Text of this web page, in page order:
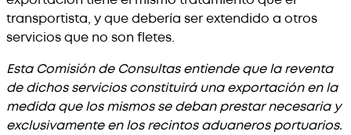
transportista, y que debería ser extendido a otros
servicios que no son fletes.
Esta Comisión de Consultas entiende que la reventa
de dichos servicios constituirá una exportación en la
medida que los mismos se deban prestar necesaria y
exclusivamente en los recintos aduaneros portuarios.